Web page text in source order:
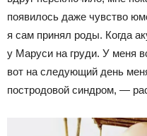
появилось даже чувство
я сам принял роды. Когда
у Маруси на груди. У меня
вот на следующий день
постродовой синдром, —